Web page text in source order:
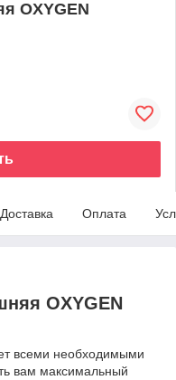
OXYGEN
Доставка Оплата
OXYGEN
всеми необходимыми
вам максимальный